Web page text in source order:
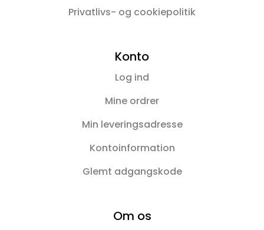
Privatlivs- og cookiepolitik
Konto
Log ind
Mine ordrer
Min leveringsadresse
Kontoinformation
Glemt adgangskode
Om os